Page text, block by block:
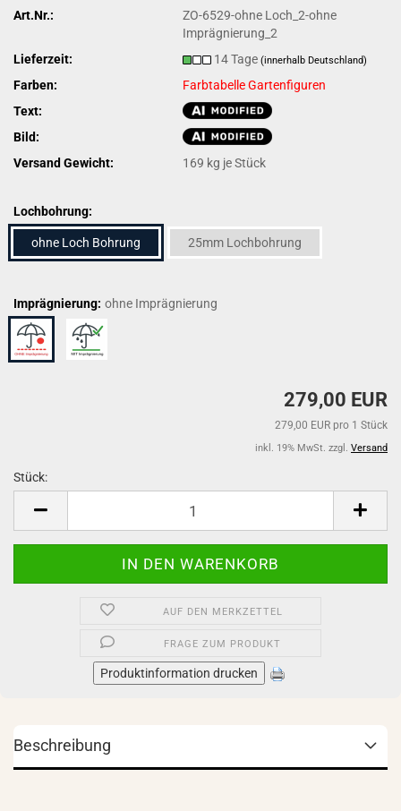
Art.Nr.:
ZO-6529-ohne Loch_2-ohne
Imprägnierung_2
Lieferzeit:
14 Tage(innerhalb Deutschland)
Farben:
Farbtabelle Gartenfiguren
Text:
Bild:
Versand Gewicht:
169 kg je Stück
Lochbohrung:
ohne Loch Bohrung 25mm Lochbohrung
Imprägnierung: ohne Imprägnierung
279,00 EUR
279,00 EUR pro 1 Stück
inkl. 19% MwSt. zzgl. Versand
Stück:
AUF DEN MERKZETTEL
FRAGE ZUM PRODUKT
Produktinformation drucken
Beschreibung